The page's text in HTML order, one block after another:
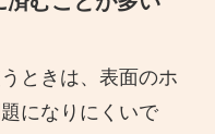
ときは、表面のホ
になりにくいで